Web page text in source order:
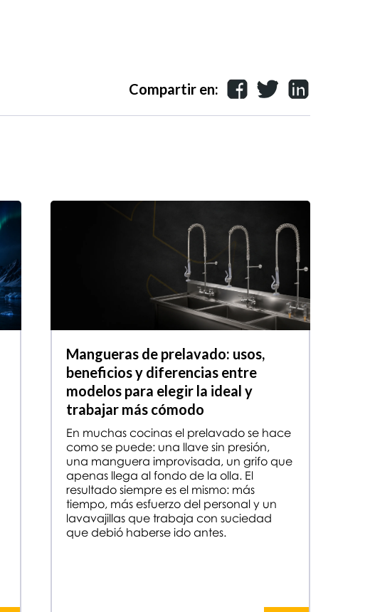
Compartir en:
Mangueras de prelavado: usos,
beneficios y diferencias entre
modelos para elegir la ideal y
trabajar más cómodo
En muchas cocinas el prelavado se hace
como se puede: una llave sin presión,
una manguera improvisada, un grifo que
apenas llega al fondo de la olla. El
resultado siempre es el mismo: más
tiempo, más esfuerzo del personal y un
lavavajillas que trabaja con suciedad
que debió haberse ido antes.